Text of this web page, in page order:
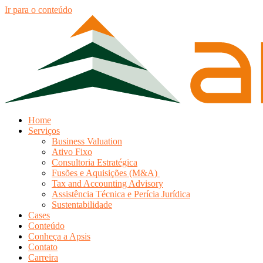
Ir para o conteúdo
Home
Serviços
Business Valuation
Ativo Fixo
Consultoria Estratégica
Fusões e Aquisições (M&A)
Tax and Accounting Advisory
Assistência Técnica e Perícia Jurídica
Sustentabilidade
Cases
Conteúdo
Conheça a Apsis
Contato
Carreira